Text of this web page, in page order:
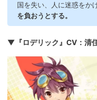
国を失い、人に迷惑をか
を負おうとする。
▼『ロデリック』CV：清